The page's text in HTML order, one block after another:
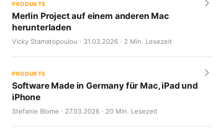
PRODUKTE
Merlin Project auf einem anderen Mac
herunterladen
Vicky Stamatopoulou · 31.03.2026 · 2 Min. Lesezeit
PRODUKTE
Software Made in Germany für Mac, iPad und
iPhone
Stefanie Blome · 27.03.2026 · 20 Min. Lesezeit